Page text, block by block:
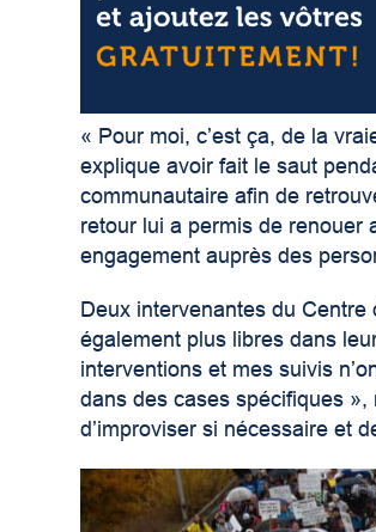
« Pour moi, c’est ça, de la
explique avoir fait le saut
communautaire afin de
retour lui a permis de renouer
engagement auprès des
Deux intervenantes du Centre
également plus libres dans
interventions et mes suivis
dans des cases spécifiques »,
d’improviser si nécessaire et